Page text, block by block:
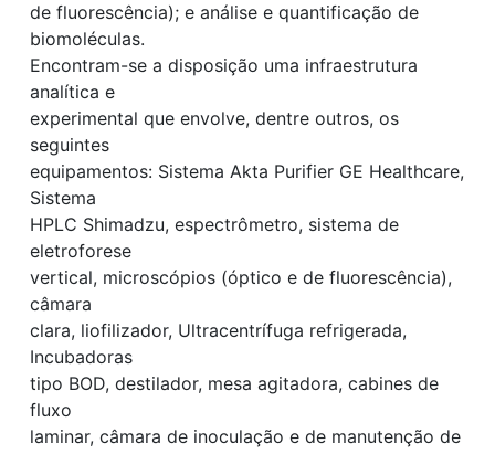
de fluorescência); e análise e quantificação de
biomoléculas.
Encontram-se a disposição uma infraestrutura
analítica e
experimental que envolve, dentre outros, os
seguintes
equipamentos: Sistema Akta Purifier GE Healthcare,
Sistema
HPLC Shimadzu, espectrômetro, sistema de
eletroforese
vertical, microscópios (óptico e de fluorescência),
câmara
clara, liofilizador, Ultracentrífuga refrigerada,
Incubadoras
tipo BOD, destilador, mesa agitadora, cabines de
fluxo
laminar, câmara de inoculação e de manutenção de